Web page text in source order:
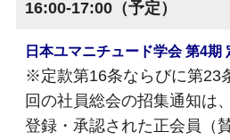
16:00-17:00（予定）
日本ユマニチュード学会 第4期
※定款第16条ならびに第23
回の社員総会の招集通知は
登録・承認された正会員（